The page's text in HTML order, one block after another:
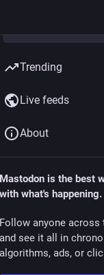
コンテキスト、
Trending
Live feeds
About
Mastodon is the best
with what's happening.
Follow anyone across
and see it all in
algorithms, ads, or